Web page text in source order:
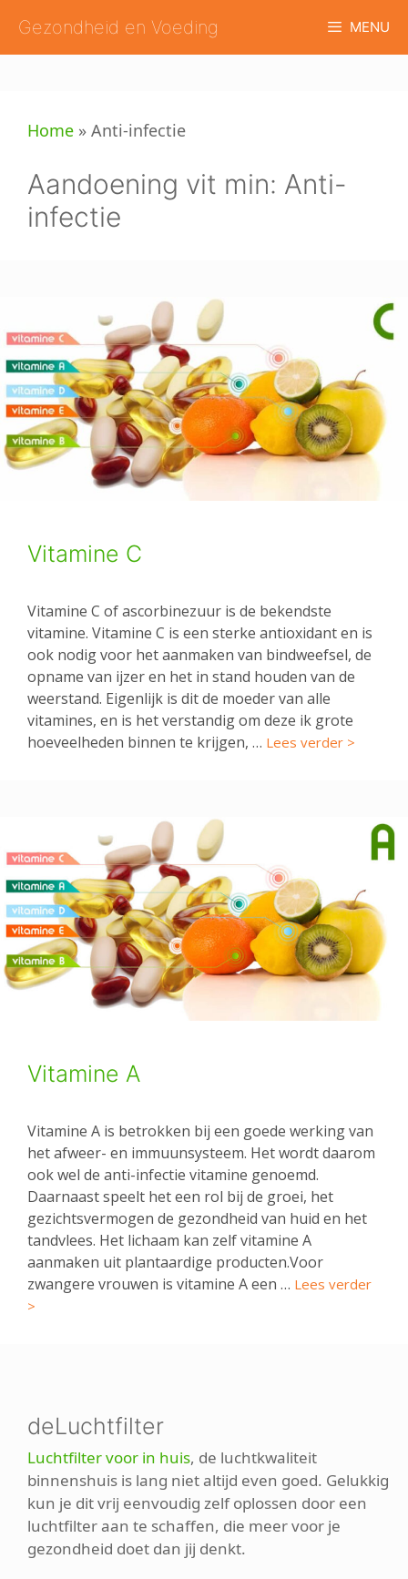
naar
de
Gezondheid en Voeding MENU
Home » Anti-infectie
Aandoening vit min: Anti-
infectie
Vitamine C
Vitamine C of ascorbinezuur is de bekendste
vitamine. Vitamine C is een sterke antioxidant en is
ook nodig voor het aanmaken van bindweefsel, de
opname van ijzer en het in stand houden van de
weerstand. Eigenlijk is dit de moeder van alle
vitamines, en is het verstandig om deze ik grote
hoeveelheden binnen te krijgen, … Lees verder >
Vitamine A
Vitamine A is betrokken bij een goede werking van
het afweer- en immuunsysteem. Het wordt daarom
ook wel de anti-infectie vitamine genoemd.
Daarnaast speelt het een rol bij de groei, het
gezichtsvermogen de gezondheid van huid en het
tandvlees. Het lichaam kan zelf vitamine A
aanmaken uit plantaardige producten.Voor
zwangere vrouwen is vitamine A een … Lees verder
>
deLuchtfilter
Luchtfilter voor in huis, de luchtkwaliteit
binnenshuis is lang niet altijd even goed. Gelukkig
kun je dit vrij eenvoudig zelf oplossen door een
luchtfilter aan te schaffen, die meer voor je
gezondheid doet dan jij denkt.